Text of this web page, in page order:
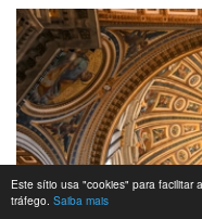
Este sítio usa "cookies" para facilitar
tráfego. Saiba mais